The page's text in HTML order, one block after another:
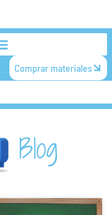
Comprar materiales
Blog